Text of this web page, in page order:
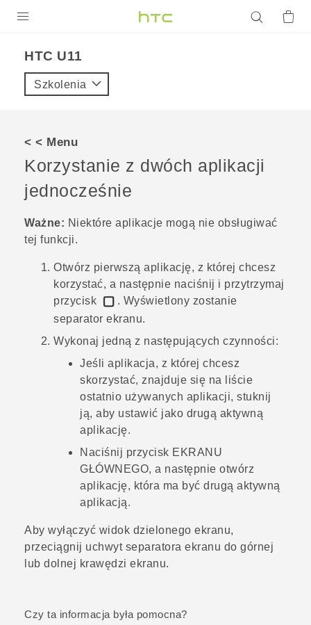
VIVE
VIVERSE
POMOC TECHNICZNA
Urządzenia i akcesoria HTC
Zaloguj się
HTC U11‎
Szkolenia
< < Menu
Korzystanie z dwóch aplikacji
jednocześnie
Ważne: Niektóre aplikacje mogą nie obsługiwać
tej funkcji.
Otwórz pierwszą aplikację, z której chcesz
korzystać, a następnie naciśnij i przytrzymaj
przycisk
. Wyświetlony zostanie
separator ekranu.
Wykonaj jedną z następujących czynności:
Jeśli aplikacja, z której chcesz
skorzystać, znajduje się na liście
ostatnio używanych aplikacji, stuknij
ją, aby ustawić jako drugą aktywną
aplikację.
Naciśnij przycisk EKRANU
GŁÓWNEGO, a następnie otwórz
aplikację, która ma być drugą aktywną
aplikacją.
Aby wyłączyć widok dzielonego ekranu,
przeciągnij uchwyt separatora ekranu do górnej
lub dolnej krawędzi ekranu.
Czy ta informacja była pomocna?